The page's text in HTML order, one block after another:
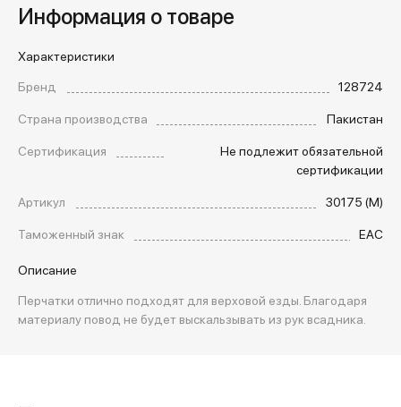
Информация о товаре
Характеристики
Бренд
128724
Страна производства
Пакистан
Сертификация
Не подлежит обязательной
сертификации
Артикул
30175 (М)
Таможенный знак
EAC
Описание
Перчатки отлично подходят для верховой езды. Благодаря
материалу повод не будет выскальзывать из рук всадника.